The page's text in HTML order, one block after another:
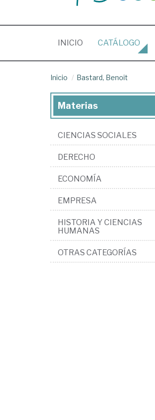
INICIO (CURRENT)
CATÁLOGO
Inicio Bastard, Benoit
Materias
CIENCIAS SOCIALES
DERECHO
ECONOMÍA
EMPRESA
HISTORIA Y CIENCIAS
HUMANAS
OTRAS CATEGORÍAS